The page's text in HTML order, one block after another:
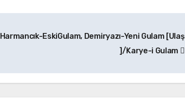
Harmancık-EskiGulam, Demiryazı-Yeni Gulam [Ulaş
]/Karye-i Gulam